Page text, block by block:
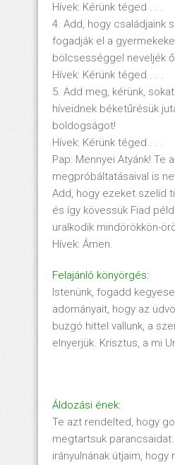
Hívek: Kérünk téged . . .
4. Add, hogy családjaink
fogadják el a
bölcsességgel neveljék
Hívek: Kérünk téged . . .
5. Add meg, kérünk,
híveidnek béketűrésük
boldogságot!
Hívek: Kérünk téged . . .
Pap: Mennyei Atyánk! Te
megpróbáltatásaival is
Add, hogy ezeket szelíd
és így kövessük Fiad
uralkodik mindörökkön-
Hívek: Ámen.
Felajánló könyörgés:
Istenünk, fogadd
adományait, hogy az
buzgó hittel vallunk, a
elnyerjük. Krisztus, a mi
Áldozási ének:
Te azt rendelted, hogy
megtartsuk parancsaidat.
irányulnának útjaim, hogy